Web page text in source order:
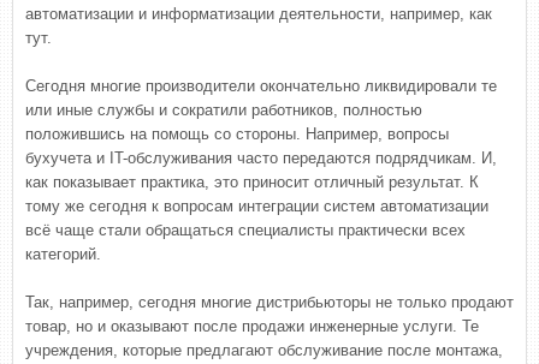
автоматизации и информатизации деятельности, например, как
тут.
Сегодня многие производители окончательно ликвидировали те
или иные службы и сократили работников, полностью
положившись на помощь со стороны. Например, вопросы
бухучета и IT-обслуживания часто передаются подрядчикам. И,
как показывает практика, это приносит отличный результат. К
тому же сегодня к вопросам интеграции систем автоматизации
всё чаще стали обращаться специалисты практически всех
категорий.
Так, например, сегодня многие дистрибьюторы не только продают
товар, но и оказывают после продажи инженерные услуги. Те
учреждения, которые предлагают обслуживание после монтажа,